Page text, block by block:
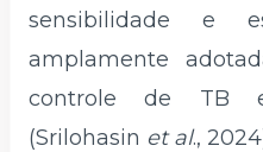
sensibilidade e
amplamente
controle de TB
(Srilohasin et al.,